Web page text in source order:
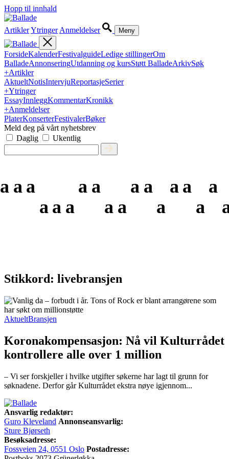
Hopp til innhald
ArtiklerYtringer Anmeldelser Meny
ForsideKalenderFestivalguideLedige stillingerOm
BalladeAnnonseringUtdanning og kursStøtt BalladeArkivSøk
+Artikler
AktueltNotisIntervjuReportasjeSerier
+Ytringer
EssayInnleggKommentarKronikk
+Anmeldelser
PlaterKonserterFestivalerBøker
Meld deg på vårt nyhetsbrev
Daglig
Ukentlig
a a a
a a
a a
a a
a a
a
a a
a
a
Stikkord: livebransjen
AktueltBransjen
Koronakompensasjon: Nå vil Kulturrådet
kontrollere alle over 1 million
– Vi ser forskjeller i hvilke utgifter søkerne har lagt til grunn for
søknadene. Derfor går Kulturrådet ekstra nøye igjennom...
Ansvarlig redaktør:
Guro Kleveland Annonseansvarlig:
Sture Bjørseth
Besøksadresse:
Fossveien 24, 0551 Oslo Postadresse: